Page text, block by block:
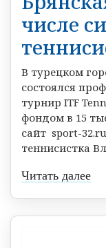
числе
В турецком
состоялся
турнир ITF
фондом в 15
сайт sport-
теннисистка
Читать далее